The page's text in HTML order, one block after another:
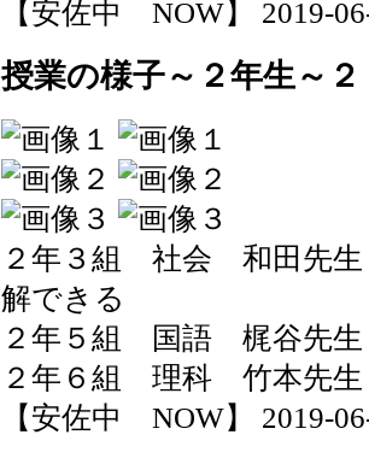
【安佐中 NOW】 2019-
授業の様子～２年生～
２年３組 社会 和田先
解できる
２年５組 国語 梶谷先生
２年６組 理科 竹本先
【安佐中 NOW】 2019-